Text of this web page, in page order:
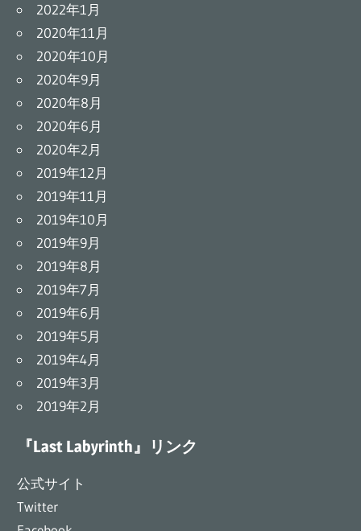
2022年1月
2020年11月
2020年10月
2020年9月
2020年8月
2020年6月
2020年2月
2019年12月
2019年11月
2019年10月
2019年9月
2019年8月
2019年7月
2019年6月
2019年5月
2019年4月
2019年3月
2019年2月
『Last Labyrinth』リンク
公式サイト
Twitter